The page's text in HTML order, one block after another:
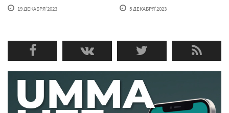
19 ДЕКАБРЯ'2023 5 ДЕКАБРЯ'2023